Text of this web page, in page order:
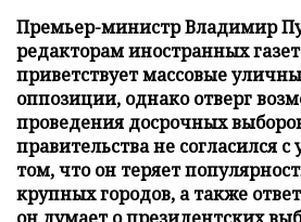
Премьер-министр Владимир
редакторам иностранных
приветствует массовые
оппозиции, однако отверг
проведения досрочных
правительства не согласился
том, что он теряет
крупных городов, а также